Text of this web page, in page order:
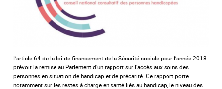
L’article 64 de la loi de financement de la Sécurité sociale pour l’année 2018
prévoit la remise au Parlement d’un rapport sur l’accès aux soins des
personnes en situation de handicap et de précarité. Ce rapport porte
notamment sur les restes à charge en santé liés au handicap, le niveau des